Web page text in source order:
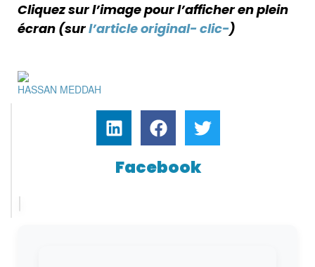
Cliquez sur l’image pour l’afficher en plein
écran (surl’article original- clic-)
HASSAN MEDDAH
Facebook